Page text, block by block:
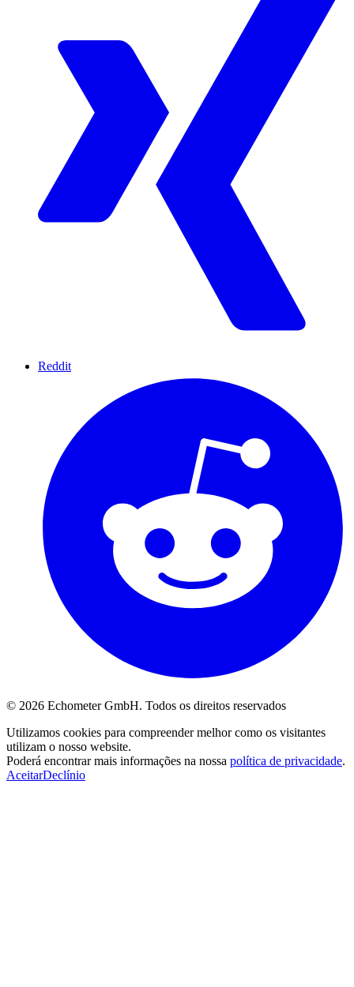
Reddit
© 2026 Echometer GmbH. Todos os direitos reservados
Utilizamos cookies para compreender melhor como os visitantes
utilizam o nosso website.
Poderá encontrar mais informações na nossa política de privacidade.
AceitarDeclínio